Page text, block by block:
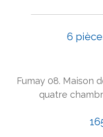
6
Fumay 08. Maison
quatre